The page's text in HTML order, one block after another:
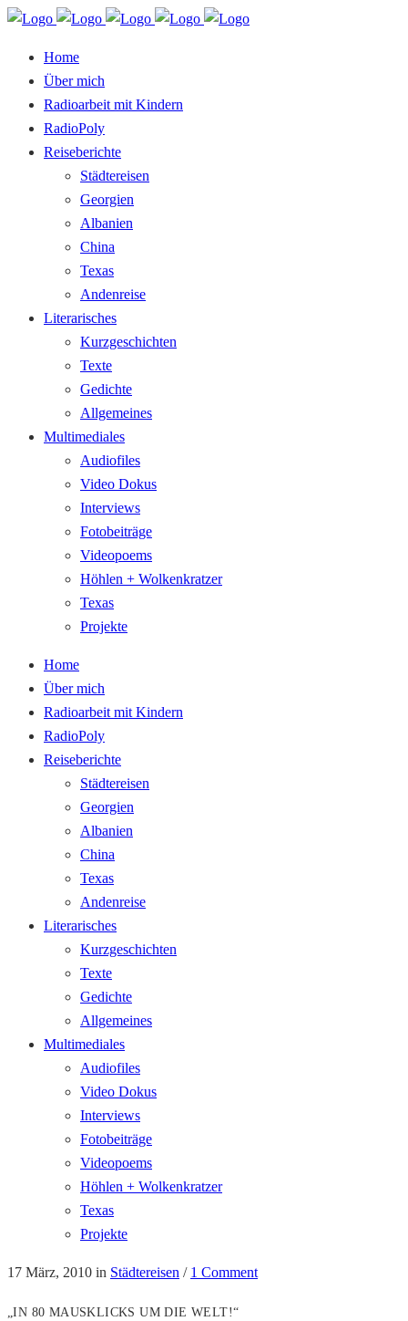
Home
Über mich
Radioarbeit mit Kindern
RadioPoly
Reiseberichte
Städtereisen
Georgien
Albanien
China
Texas
Andenreise
Literarisches
Kurzgeschichten
Texte
Gedichte
Allgemeines
Multimediales
Audiofiles
Video Dokus
Interviews
Fotobeiträge
Videopoems
Höhlen + Wolkenkratzer
Texas
Projekte
Home
Über mich
Radioarbeit mit Kindern
RadioPoly
Reiseberichte
Städtereisen
Georgien
Albanien
China
Texas
Andenreise
Literarisches
Kurzgeschichten
Texte
Gedichte
Allgemeines
Multimediales
Audiofiles
Video Dokus
Interviews
Fotobeiträge
Videopoems
Höhlen + Wolkenkratzer
Texas
Projekte
17 März, 2010 in Städtereisen / 1 Comment
„IN 80 MAUSKLICKS UM DIE WELT!“